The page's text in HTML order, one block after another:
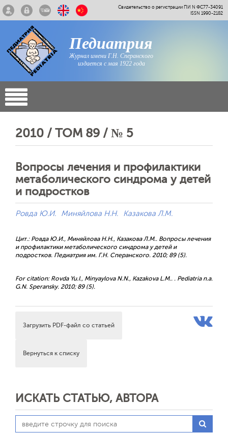
Свидетельство о регистрации ПИ N ФС77-34091
ISSN 1990-2182
Педиатрия
Журнал имени Г.Н. Сперанского
издается с мая 1922 года
2010 / ТОМ 89 / № 5
Вопросы лечения и профилактики
метаболического синдрома у детей
и подростков
Ровда Ю.И. Миняйлова Н.Н. Казакова Л.М.
Цит.: Ровда Ю.И., Миняйлова Н.Н., Казакова Л.М.. Вопросы лечения
и профилактики метаболического синдрома у детей и
подростков. Педиатрия им. Г.Н. Сперанского. 2010; 89 (5).
For citation: Rovda Yu.I., Minyaylova N.N., Kazakova L.M.. . Pediatria n.a.
G.N. Speransky. 2010; 89 (5).
Загрузить PDF-файл со статьей
Вернуться к списку
ИСКАТЬ СТАТЬЮ, АВТОРА